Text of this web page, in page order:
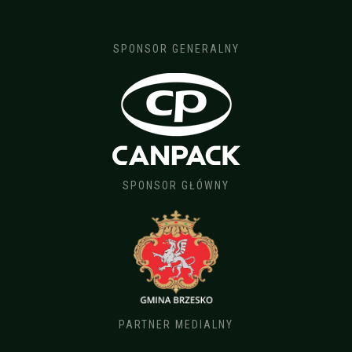
SPONSOR GENERALNY
SPONSOR GŁÓWNY
PARTNER MEDIALNY